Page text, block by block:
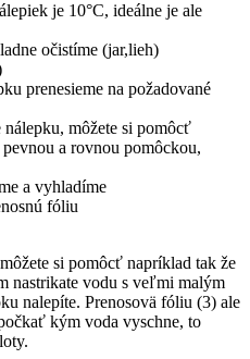
je 10°C, ideálne je ale
očistíme (jar,lieh)
prenesieme na požadované
nálepku, môžete si pomôcť
a rovnou pomôckou,
a vyhladíme
fóliu
si pomôcť napríklad tak že
nastrikate vodu s veľmi malým
nalepíte. Prenosovä fóliu (3) ale
kým voda vyschne, to